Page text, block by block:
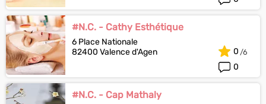
#N.C. - Cathy Esthétique
6 Place Nationale
82400 Valence d'Agen
0
0
#N.C. - Cap Mathaly